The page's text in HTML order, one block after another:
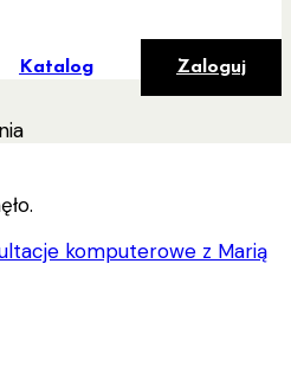
Katalog Zaloguj
komputerowe z Marią